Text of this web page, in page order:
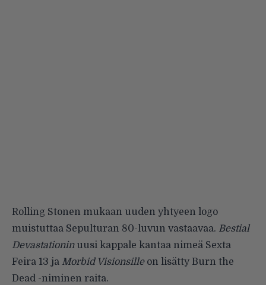
Rolling Stonen mukaan uuden yhtyeen logo
muistuttaa Sepulturan 80-luvun vastaavaa. Bestial
Devastationin uusi kappale kantaa nimeä Sexta
Feira 13 ja Morbid Visionsille on lisätty Burn the
Dead -niminen raita.